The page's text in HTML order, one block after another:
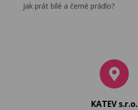
Jak prát bílé a černé prádlo?
KATEV s.r.o.